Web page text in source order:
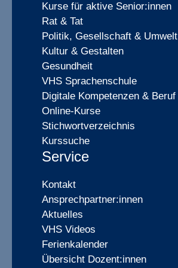
Kurse für aktive Senior:innen
Rat & Tat
Politik, Gesellschaft & Umwelt
Kultur & Gestalten
Gesundheit
VHS Sprachenschule
Digitale Kompetenzen & Beruf
Online-Kurse
Stichwortverzeichnis
Kurssuche
Service
Kontakt
Ansprechpartner:innen
Aktuelles
VHS Videos
Ferienkalender
Übersicht Dozent:innen